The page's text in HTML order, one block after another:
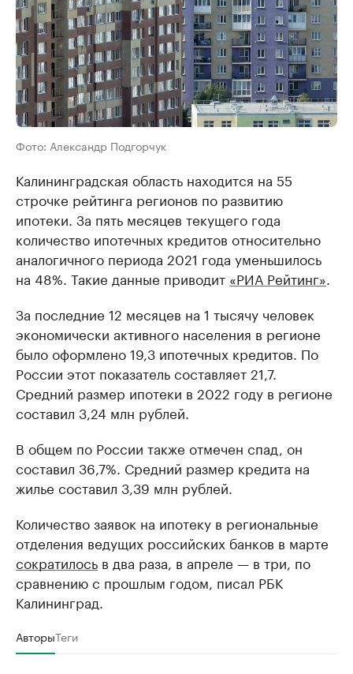
Фото: Александр Подгорчук
Калининградская область находится на 55
строчке рейтинга регионов по развитию
ипотеки. За пять месяцев текущего года
количество ипотечных кредитов относительно
аналогичного периода 2021 года уменьшилось
на 48%. Такие данные приводит «РИА Рейтинг»
За последние 12 месяцев на 1 тысячу человек
экономически активного населения в регионе
было оформлено 19,3 ипотечных кредитов. По
России этот показатель составляет 21,7.
Средний размер ипотеки в 2022 году в регионе
составил 3,24 млн рублей.
В общем по России также отмечен спад, он
составил 36,7%. Средний размер кредита на
жилье составил 3,39 млн рублей.
Количество заявок на ипотеку в региональные
отделения ведущих российских банков в марте
сократилось в два раза, в апреле — в три, по
сравнению с прошлым годом, писал РБК
Калининград.
АвторыТеги